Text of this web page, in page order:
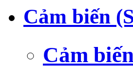
Cảm biến
Cảm